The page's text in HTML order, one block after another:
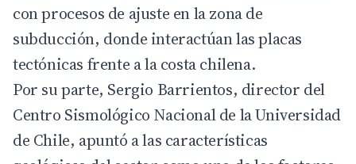
con procesos de ajuste en la zona de
subducción, donde interactúan las placas
tectónicas frente a la costa chilena.
Por su parte, Sergio Barrientos, director del
Centro Sismológico Nacional de la Universidad
de Chile, apuntó a las características